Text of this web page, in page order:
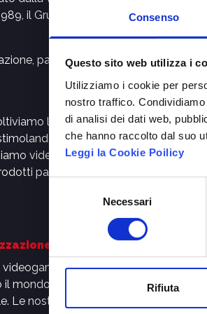
Consenso
Questo sito web utilizza i
Utilizziamo i cookie per
nostro traffico.
di analisi dei dati web,
che hanno raccolto dal suo
Leggi la Cookie Poilicy
Necessari
Rifiuta
il Gruppo è sempre stato attento
passione,
la fantasia e l’inventiva.
l’espressione creativa di
videogames mai uguali e alla base
particolarmente diversificato
in grado di divertire i
mondo nel totale rispetto della
Le nostre sedi internazionali ci